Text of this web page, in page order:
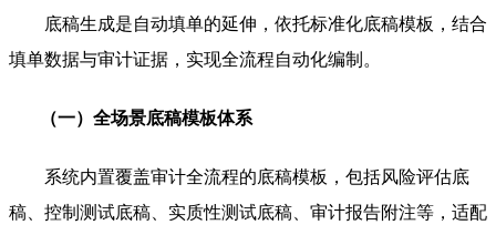
底稿生成是自动填单的延伸，依托标准化底稿模板，结合
填单数据与审计证据，实现全流程自动化编制。
（一）全场景底稿模板体系
系统内置覆盖审计全流程的底稿模板，包括风险评估底
稿、控制测试底稿、实质性测试底稿、审计报告附注等，适配